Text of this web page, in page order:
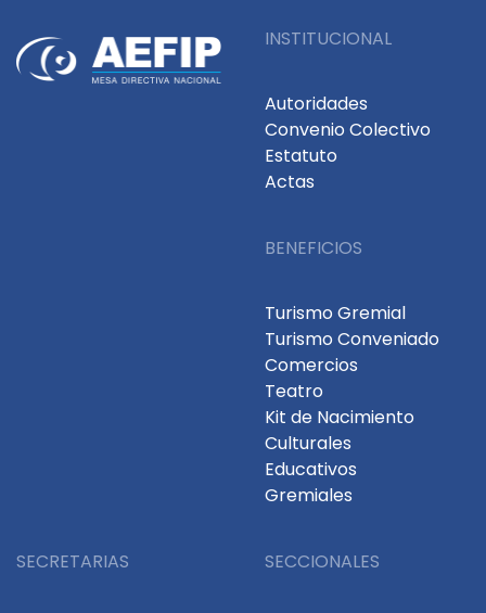
INSTITUCIONAL
Autoridades
Convenio Colectivo
Estatuto
Actas
BENEFICIOS
Turismo Gremial
Turismo Conveniado
Comercios
Teatro
Kit de Nacimiento
Culturales
Educativos
Gremiales
SECRETARIAS SECCIONALES